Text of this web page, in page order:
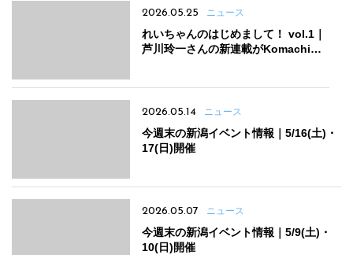
2026.05.25 ニュース
れいちゃんのはじめまして！ vol.1｜
芦川玲一さんの新連載がKomachiで
2026.05.14 ニュース
今週末の新潟イベント情報｜5/16(土)・
17(日)開催
2026.05.07 ニュース
今週末の新潟イベント情報｜5/9(土)・
10(日)開催